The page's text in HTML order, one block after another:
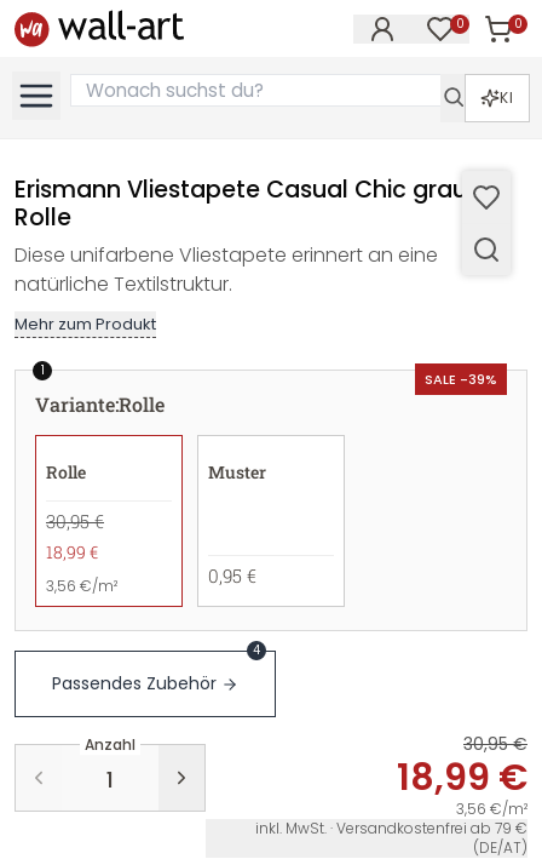
0 0
KI
Erismann Vliestapete Casual Chic grau -
Rolle
Diese unifarbene Vliestapete erinnert an eine
natürliche Textilstruktur.
Mehr zum Produkt
SALE -39%
1
Variante:Rolle
Rolle
30,95 €
18,99 €
3,56 €/m²
Muster
0,95 €
Passendes Zubehör
4
Anzahl 30,95 €
18,99 €
3,56 €/m²
inkl. MwSt. · Versandkostenfrei ab 79 €
(DE/AT)